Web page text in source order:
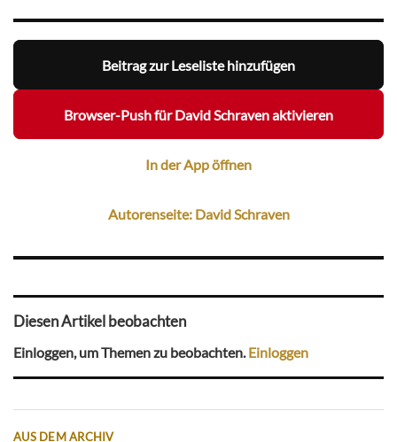
Beitrag zur Leseliste hinzufügen
Browser-Push für David Schraven aktivieren
In der App öffnen
Autorenseite: David Schraven
Diesen Artikel beobachten
Einloggen, um Themen zu beobachten.Einloggen
AUS DEM ARCHIV